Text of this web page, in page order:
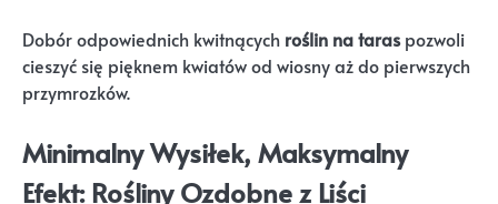
Dobór odpowiednich kwitnących roślin na taraspozwoli
cieszyć się pięknem kwiatów od wiosny aż do pierwszych
przymrozków.
Minimalny Wysiłek, Maksymalny
Efekt: Rośliny Ozdobne z Liści